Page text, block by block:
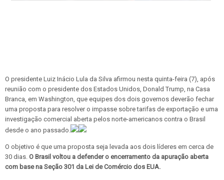
O presidente Luiz Inácio Lula da Silva afirmou nesta quinta-feira (7), após
reunião com o presidente dos Estados Unidos, Donald Trump, na Casa
Branca, em Washington, que equipes dos dois governos deverão fechar
uma proposta para resolver o impasse sobre tarifas de exportação e uma
investigação comercial aberta pelos norte-americanos contra o Brasil
desde o ano passado.
O objetivo é que uma proposta seja levada aos dois líderes em cerca de
30 dias. O Brasil voltou a defender o encerramento da apuração aberta
com base na Seção 301 da Lei de Comércio dos EUA.